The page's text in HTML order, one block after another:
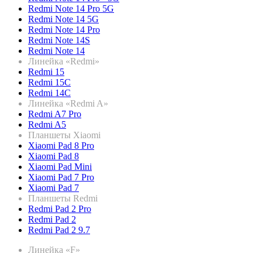
Redmi Note 14 Pro 5G
Redmi Note 14 5G
Redmi Note 14 Pro
Redmi Note 14S
Redmi Note 14
Линейка «Redmi»
Redmi 15
Redmi 15C
Redmi 14C
Линейка «Redmi A»
Redmi A7 Pro
Redmi A5
Планшеты Xiaomi
Xiaomi Pad 8 Pro
Xiaomi Pad 8
Xiaomi Pad Mini
Xiaomi Pad 7 Pro
Xiaomi Pad 7
Планшеты Redmi
Redmi Pad 2 Pro
Redmi Pad 2
Redmi Pad 2 9.7
Линейка «F»